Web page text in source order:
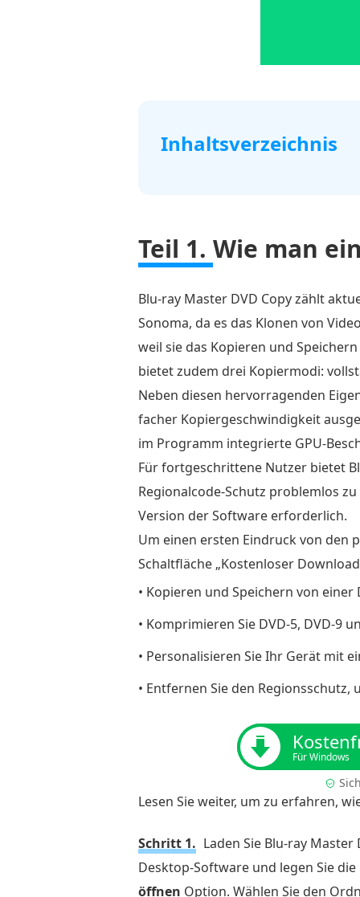
Inhaltsverzeichnis
speichern
Sie
eine
DVD
auf
einem
Windows
und
Mac
Teil
2.
So
extrahieren
Sie
durch
Digitalisierung
Computer
Windows
Mac
Teil
3.
Teil 1. Wie man
Blu-ray Master DVD Copy zählt
Sonoma, da es das Klonen von
weil sie das Kopieren und
bietet zudem drei Kopiermodi:
Neben diesen hervorragenden
facher Kopiergeschwindigkeit
im Programm integrierte GPU-
Für fortgeschrittene Nutzer bietet
Regionalcode-Schutz problemlos
Version der Software erforderlich.
Um einen ersten Eindruck von den
Schaltfläche „Kostenloser
• Kopieren und Speichern von
• Komprimieren Sie DVD-5, DVD-9
• Personalisieren Sie Ihr Gerät mit
• Entfernen Sie den
Für Windows
Lesen Sie weiter, um zu erfahren,
Schritt 1. Laden Sie Blu-ray
Desktop-Software und legen Sie
öffnen Option. Wählen Sie den